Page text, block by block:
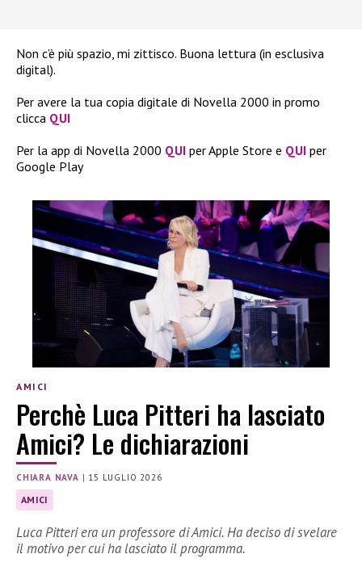
Non c’è più spazio, mi zittisco. Buona lettura (in esclusiva
digital).
Per avere la tua copia digitale di Novella 2000 in promo
clicca QUI
Per la app di Novella 2000 QUI per Apple Store e QUI per
Google Play
AMICI
Perchè Luca Pitteri ha lasciato
Amici? Le dichiarazioni
CHIARA NAVA | 15 LUGLIO 2026
AMICI
Luca Pitteri era un professore di Amici. Ha deciso di svelare
il motivo per cui ha lasciato il programma.